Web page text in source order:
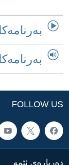
FOLLOW US
ده‌رباره‌ی ئێمه‌